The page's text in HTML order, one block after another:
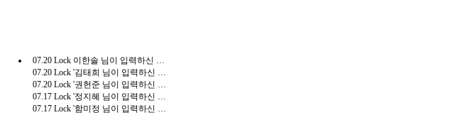
07.20 Lock 이한솔 님이 입력하신 내용입니다.(부가세 신고)
07.20 Lock '김태희 님이 입력하신 내용입니다.(수수료결제)'
07.20 Lock '권헌준 님이 입력하신 내용입니다.(수수료결제)'
07.17 Lock '정지혜 님이 입력하신 내용입니다.(수수료결제)'
07.17 Lock '함미정 님이 입력하신 내용입니다.(수수료결제)'